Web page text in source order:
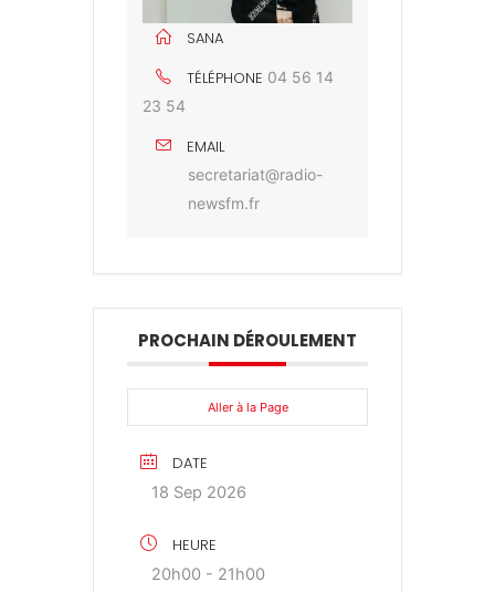
SANA
TÉLÉPHONE 04 56 14
23 54
EMAIL
secretariat@radio-
newsfm.fr
PROCHAIN DÉROULEMENT
Aller à la Page
DATE
18 Sep 2026
HEURE
20h00 - 21h00